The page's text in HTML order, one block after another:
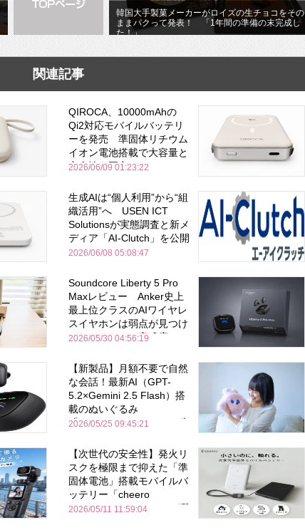
韓国大手製菓メーカーがロイズの生チョコをその
ままパクって発表！ 「1年間の準備の末完成し
た！」
関連記事
QIROCA、10000mAhの
Qi2対応モバイルバッテリ
ーを発売 準固体リチウム
イオン電池搭載で大容量と
安全性を両立
2026/06/09 01:23:22
生成AIは“個人利用”から“組
織活用”へ USEN ICT
Solutionsが実態調査と新メ
ディア「AI-Clutch」を公開
2026/06/08 05:08:47
Soundcore Liberty 5 Pro
Maxレビュー Anker史上
最上位クラスのAIワイヤレ
スイヤホンは弱点が見つけ
づらいくらいの完成度にび
Bose並み
2026/05/30 04:56:19
【新製品】月額不要で自然
な会話！最新AI（GPT-
5.2×Gemini 2.5 Flash）搭
載のぬいぐるみ
「KOTTI」、Makuakeで先
2026/05/25 09:45:21
【次世代の安全性】発火リ
スクを極限まで抑えた「準
固体電池」搭載モバイルバ
ッテリー「cheero
PitaPower 5000mAh」が登
2026/05/11 11:59:04